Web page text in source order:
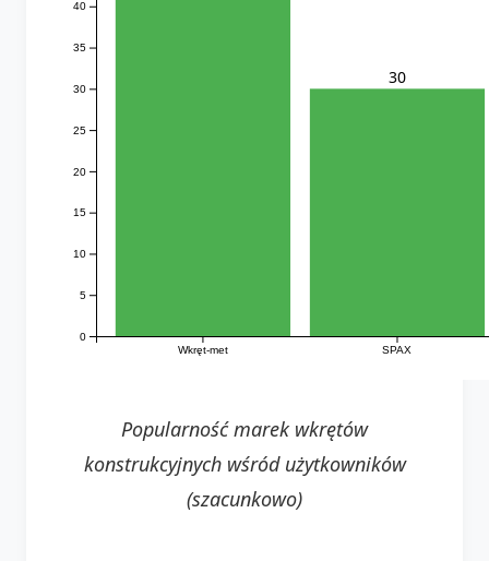
Wkręt-met SPAX
0
5
10
15
20
25
30
35
40
30
Popularność marek wkrętów
konstrukcyjnych wśród użytkowników
(szacunkowo)